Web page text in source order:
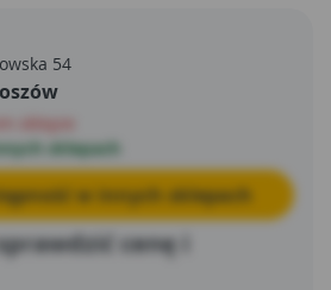
1,5 mm
korytarza, salonu,
oraz innych powierzchni
54
sklepach
w innych sklepach
cenę i